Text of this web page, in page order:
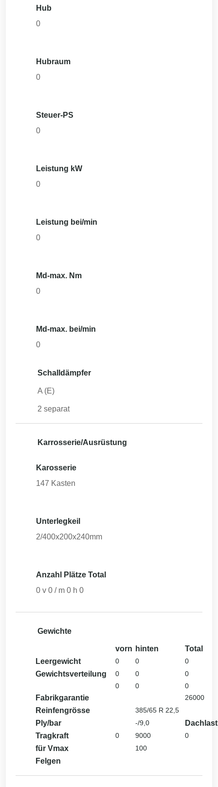
Hub
0
Hubraum
0
Steuer-PS
0
Leistung kW
0
Leistung bei/min
0
Md-max. Nm
0
Md-max. bei/min
0
Schalldämpfer
A (E)
2 separat
Karrosserie/Ausrüstung
Karosserie
147 Kasten
Unterlegkeil
2/400x200x240mm
Anzahl Plätze Total
0 v 0 / m 0 h 0
Gewichte
vorn hinten
Total
Leergewicht
0 0 0
Gewichtsverteilung 0 0
0
0
0 0
Fabrikgarantie 26000
Reinfengrösse 385/65 R 22,5
Ply/bar -/9,0
Dachlast
Tragkraft
0 9000 0
für Vmax 100
Felgen